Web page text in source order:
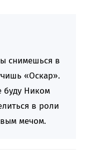
снимешься в
«Оскар».
буду Ником
в роли
мечом.